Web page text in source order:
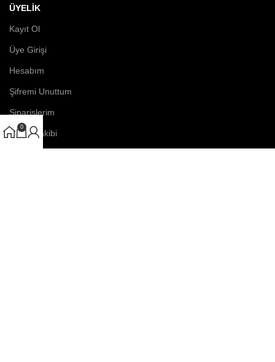
ÜYELİK
Kayıt Ol
Üye Girişi
Hesabım
Şifremi Unuttum
Siparişlerim
Kargo Takibi
0